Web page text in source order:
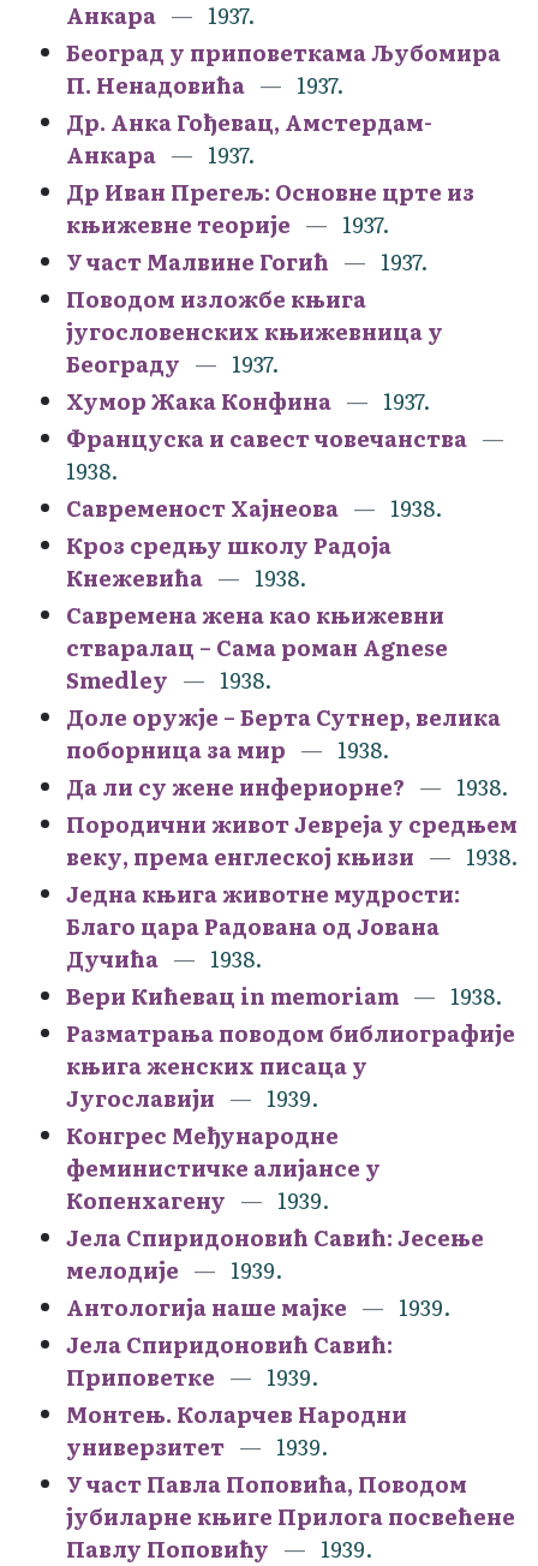
Анкара
1937.
Београд у приповеткама Љубомира
П. Ненадовића
1937.
Др. Анка Гођевац, Амстердам-
Анкара
1937.
Др Иван Прегељ: Основне црте из
књижевне теорије
1937.
У част Малвине Гогић
1937.
Поводом изложбе књига
југословенских књижевница у
Београду
1937.
Хумор Жака Конфина
1937.
Француска и савест човечанства
1938.
Савременост Хајнеова
1938.
Кроз средњу школу Радоја
Кнежевића
1938.
Савремена жена као књижевни
стваралац – Сама роман Agnese
Smedley
1938.
Доле оружје – Берта Сутнер, велика
поборница за мир
1938.
Да ли су жене инфериорне?
1938.
Породични живот Јевреја у средњем
веку, према енглеској књизи
1938.
Једна књига животне мудрости:
Благо цара Радована од Јована
Дучића
1938.
Вери Кићевац in memoriam
1938.
Разматрања поводом библиографије
књига женских писаца у
Југославији
1939.
Конгрес Међународне
феминистичке алијансе у
Копенхагену
1939.
Јела Спиридоновић Савић: Јесење
мелодије
1939.
Антологија наше мајке
1939.
Јела Спиридоновић Савић:
Приповетке
1939.
Монтењ. Коларчев Народни
универзитет
1939.
У част Павла Поповића, Поводом
јубиларне књиге Прилога посвећене
Павлу Поповићу
1939.